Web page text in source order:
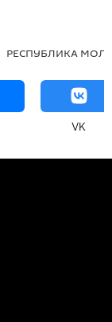
РЕСПУБЛИКА
VK